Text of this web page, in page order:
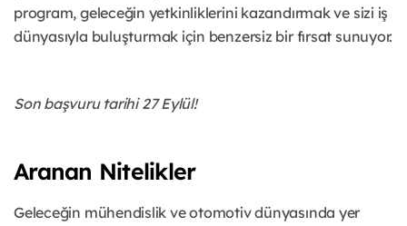
program, geleceğin yetkinliklerini kazandırmak ve sizi iş
dünyasıyla buluşturmak için benzersiz bir fırsat sunuyor.
Son başvuru tarihi 27 Eylül!
Aranan Nitelikler
Geleceğin mühendislik ve otomotiv dünyasında yer